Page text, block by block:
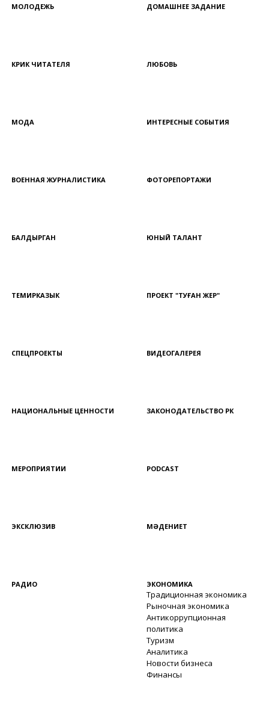
МОЛОДЕЖЬ ДОМАШНЕЕ ЗАДАНИЕ
КРИК ЧИТАТЕЛЯ ЛЮБОВЬ
МОДА ИНТЕРЕСНЫЕ СОБЫТИЯ
ВОЕННАЯ ЖУРНАЛИСТИКА ФОТОРЕПОРТАЖИ
БАЛДЫРГАН ЮНЫЙ ТАЛАНТ
ТЕМИРКАЗЫК ПРОЕКТ "ТУҒАН ЖЕР"
СПЕЦПРОЕКТЫ ВИДЕОГАЛЕРЕЯ
НАЦИОНАЛЬНЫЕ ЦЕННОСТИ ЗАКОНОДАТЕЛЬСТВО РК
МЕРОПРИЯТИИ PODCAST
ЭКСКЛЮЗИВ МӘДЕНИЕТ
РАДИО ЭКОНОМИКА
Традиционная экономика
Рыночная экономика
Антикоррупционная
политика
Туризм
Аналитика
Новости бизнеса
Финансы